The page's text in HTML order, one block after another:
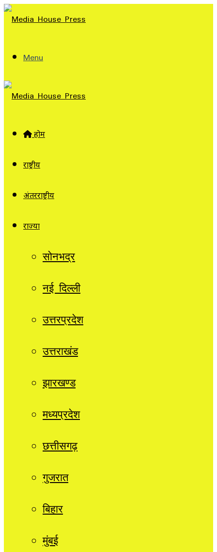
Menu
होम
राष्ट्रीय
अंतरराष्ट्रीय
राज्यों
सोनभद्र
नई दिल्ली
उत्तरप्रदेश
उत्तराखंड
झारखण्ड
मध्यप्रदेश
छत्तीसगढ़
गुजरात
बिहार
मुंबई